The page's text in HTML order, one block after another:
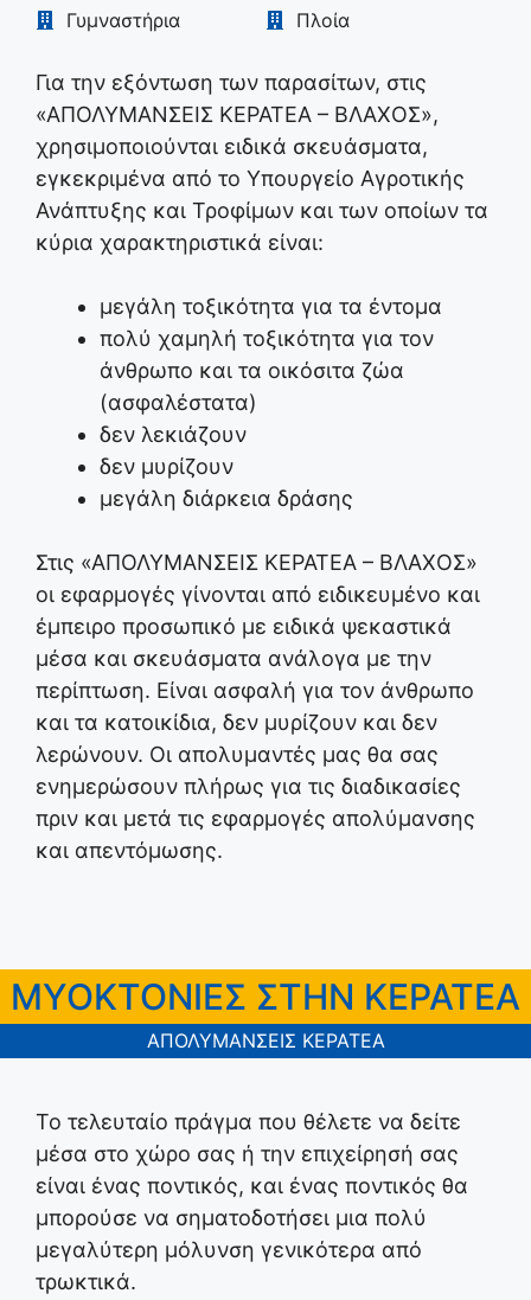
Γυμναστήρια
Πλοία
Για την εξόντωση των παρασίτων, στις
«ΑΠΟΛΥΜΑΝΣΕΙΣ ΚΕΡΑΤΕΑ – ΒΛΑΧΟΣ»,
χρησιμοποιούνται ειδικά σκευάσματα,
εγκεκριμένα από το Υπουργείο Αγροτικής
Ανάπτυξης και Τροφίμων και των οποίων τα
κύρια χαρακτηριστικά είναι:
μεγάλη τοξικότητα για τα έντομα
πολύ χαμηλή τοξικότητα για τον
άνθρωπο και τα οικόσιτα ζώα
(ασφαλέστατα)
δεν λεκιάζουν
δεν μυρίζουν
μεγάλη διάρκεια δράσης
Στις «ΑΠΟΛΥΜΑΝΣΕΙΣ ΚΕΡΑΤΕΑ – ΒΛΑΧΟΣ»
οι εφαρμογές γίνονται από ειδικευμένο και
έμπειρο προσωπικό με ειδικά ψεκαστικά
μέσα και σκευάσματα ανάλογα με την
περίπτωση. Είναι ασφαλή για τον άνθρωπο
και τα κατοικίδια, δεν μυρίζουν και δεν
λερώνουν. Οι απολυμαντές μας θα σας
ενημερώσουν πλήρως για τις διαδικασίες
πριν και μετά τις εφαρμογές απολύμανσης
και απεντόμωσης.
ΜΥΟΚΤΟΝΙΕΣ ΣΤΗΝ ΚΕΡΑΤΕΑ
ΑΠΟΛΥΜΑΝΣΕΙΣ ΚΕΡΑΤΕΑ
Το τελευταίο πράγμα που θέλετε να δείτε
μέσα στο χώρο σας ή την επιχείρησή σας
είναι ένας ποντικός, και ένας ποντικός θα
μπορούσε να σηματοδοτήσει μια πολύ
μεγαλύτερη μόλυνση γενικότερα από
τρωκτικά.